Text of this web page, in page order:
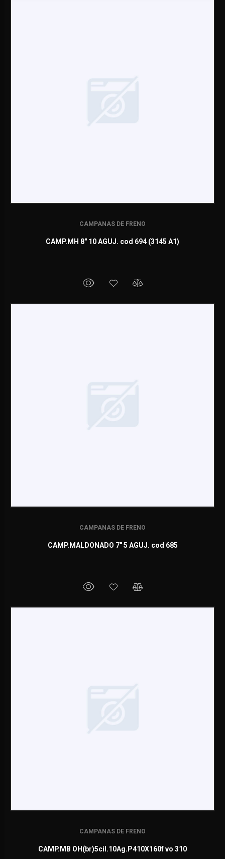
CAMPANAS DE FRENO
CAMP.MH 8" 10 AGUJ. cod 694 (3145 A1)
CAMPANAS DE FRENO
CAMP.MALDONADO 7" 5 AGUJ. cod 685
CAMPANAS DE FRENO
CAMP.MB OH(br)5cil.10Ag.P410X160f vo 310